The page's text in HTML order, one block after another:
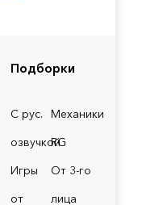
Подборки
С рус.
озвучкой
Механики
RG
Игры
от
От 3-го
лица